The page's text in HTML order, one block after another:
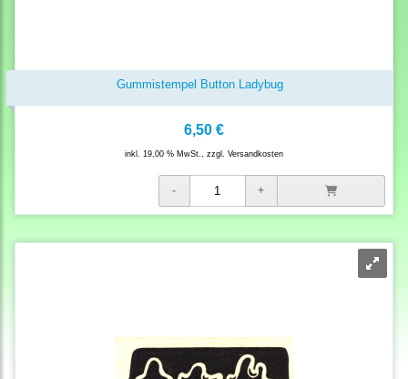
Gummistempel Button Ladybug
6,50 €
inkl. 19,00 % MwSt., zzgl. Versandkosten